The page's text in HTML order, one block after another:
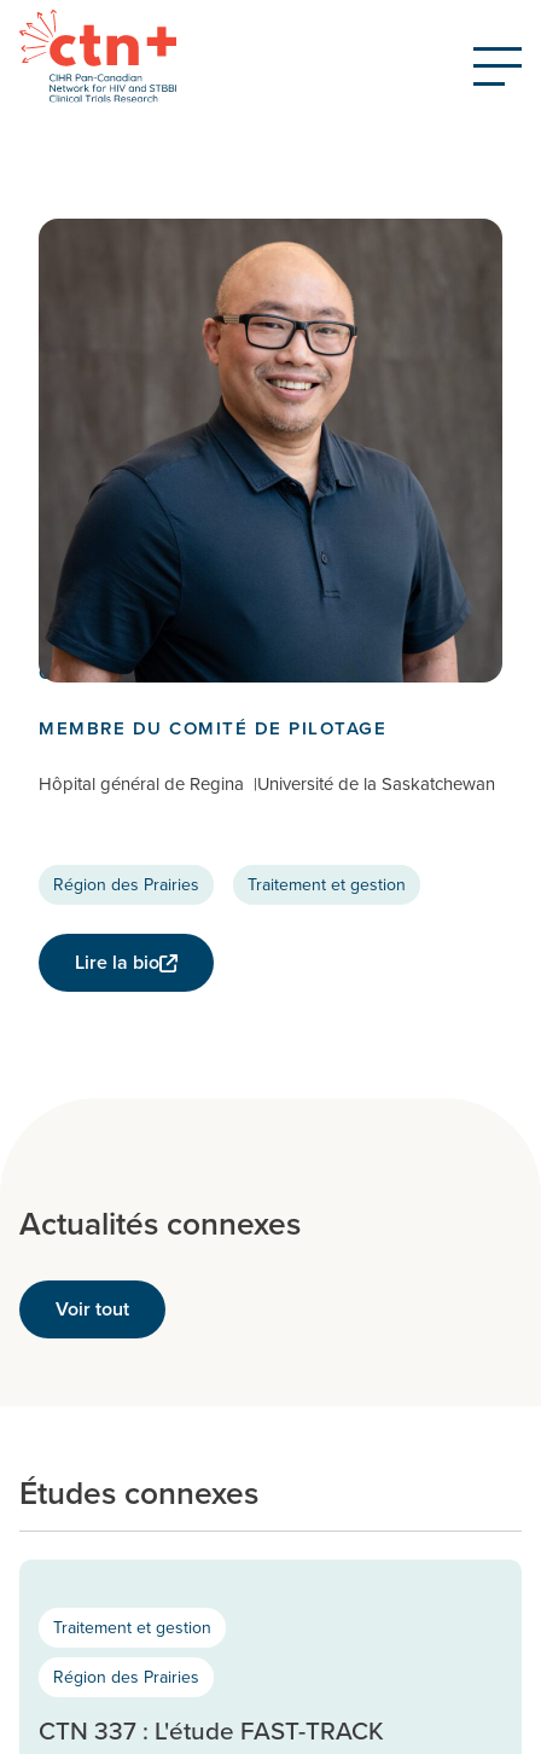
Alexander Wong
CO-RESPONSABLE DU TRAITEMENT ET DE LA
GESTION
MEMBRE DU COMITÉ DE PILOTAGE
Hôpital général de Regina Université de la Saskatchewan
Région des Prairies Traitement et gestion
Lire la bio
Actualités connexes
Voir tout
Études connexes
Traitement et gestion
Région des Prairies
CTN 337 : L'étude FAST-TRACK